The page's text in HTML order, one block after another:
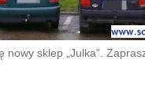
nowy sklep „Julka”.